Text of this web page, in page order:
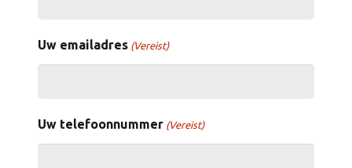
Uw emailadres (Vereist)
Uw telefoonnummer (Vereist)